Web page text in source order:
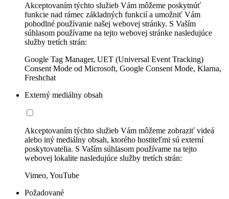
Akceptovaním týchto služieb Vám môžeme poskytnúť
funkcie nad rámec základných funkcií a umožniť Vám
pohodlné používanie našej webovej stránky. S Vaším
súhlasom používame na tejto webovej stránke nasledujúce
služby tretích strán:
Google Tag Manager, UET (Universal Event Tracking)
Consent Mode od Microsoft, Google Consent Mode, Klarna,
Freshchat
Externý mediálny obsah
Akceptovaním týchto služieb Vám môžeme zobraziť videá
alebo iný mediálny obsah, ktorého hostiteľmi sú externí
poskytovatelia. S Vaším súhlasom používame na tejto
webovej lokalite nasledujúce služby tretích strán:
Vimeo, YouTube
Požadované